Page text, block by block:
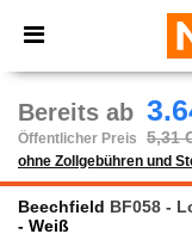
× Ntextil
Bessere
Bereits ab
Öffentlicher Preis 5,31
ohne Zollgebühren und
Beechfield BF058 -
- Weiß